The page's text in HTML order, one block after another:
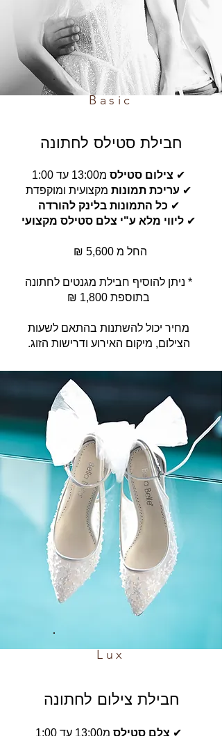
Basic
חבילת סטילס לחתונה
✔ צילום סטילס מ13:00 עד 1:00
✔ עריכת תמונות מקצועית ומוקפדת
✔ כל התמונות בלינק להורדה
✔ ליווי מלא ע"י צלם סטילס מקצועי
החל מ 5,600 ₪
* ניתן להוסיף חבילת מגנטים לחתונה
בתוספת 1,800 ₪
מחיר יכול להשתנות בהתאם לשעות
הצילום, מיקום האירוע ודרישות הזוג.
Lux
חבילת צילום לחתונה
✔ צלם סטילס מ13:00 עד 1:00